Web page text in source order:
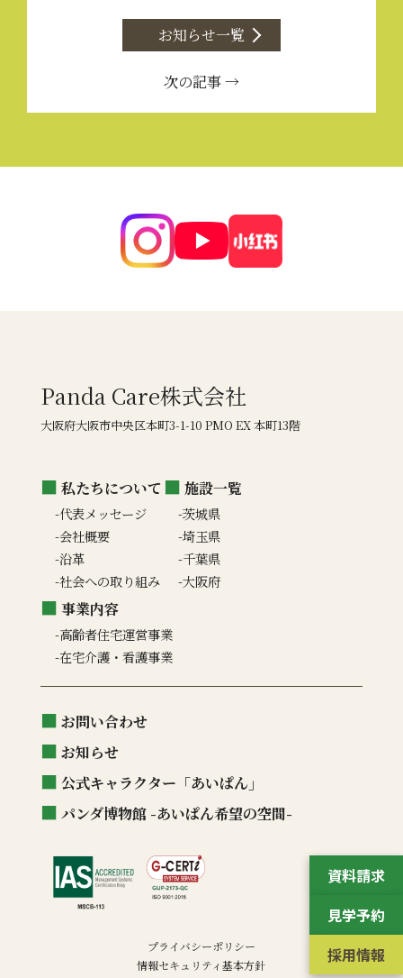
お知らせ一覧
次の記事 →
資料請求
見学予約
採用情報
Panda Care株式会社
大阪府大阪市中央区本町3-1-10 PMO EX 本町13階
私たちについて
代表メッセージ
会社概要
沿革
社会への取り組み
施設一覧
茨城県
埼玉県
千葉県
大阪府
事業内容
高齢者住宅運営事業
在宅介護・看護事業
お問い合わせ
お知らせ
公式キャラクター「あいぱん」
パンダ博物館 -あいぱん希望の空間-
プライバシーポリシー
情報セキュリティ基本方針